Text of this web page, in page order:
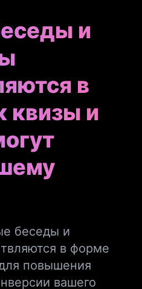
и
в
квизы и
беседы и
в форме
повышения
вашего